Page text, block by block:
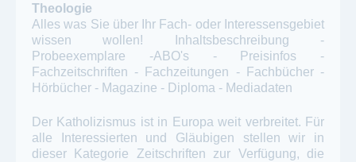
Theologie
Alles was Sie über Ihr Fach- oder Interessensgebiet
wissen wollen! Inhaltsbeschreibung -
Probeexemplare -ABO's - Preisinfos -
Fachzeitschriften - Fachzeitungen - Fachbücher -
Hörbücher - Magazine - Diploma - Mediadaten
Der Katholizismus ist in Europa weit verbreitet. Für
alle Interessierten und Gläubigen stellen wir in
dieser Kategorie Zeitschriften zur Verfügung, die